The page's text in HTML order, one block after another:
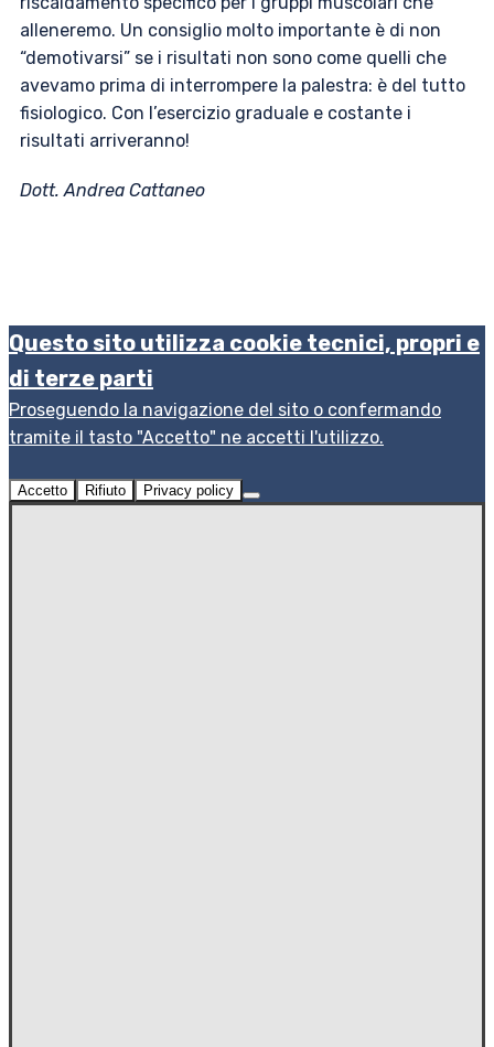
alleneremo. Un consiglio molto importante è di non
“demotivarsi” se i risultati non sono come quelli che
avevamo prima di interrompere la palestra: è del tutto
fisiologico. Con l’esercizio graduale e costante i
risultati arriveranno!
Dott. Andrea Cattaneo
Questo sito utilizza cookie tecnici, propri e
di terze parti
Proseguendo la navigazione del sito o confermando
tramite il tasto "Accetto" ne accetti l'utilizzo.
Accetto Rifiuto Privacy policy